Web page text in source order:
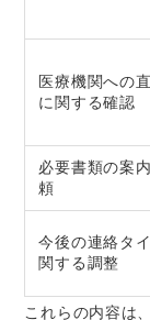
医療機関への
に関する確認
必要書類の案
頼
今後の連絡タ
関する調整
これらの内容は